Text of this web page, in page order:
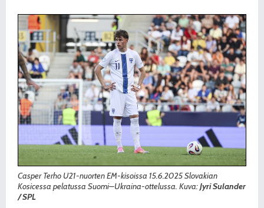
Casper Terho U21-nuorten EM-kisoissa 15.6.2025 Slovakian
Kosicessa pelatussa Suomi–Ukraina-ottelussa. Kuva:Jyri Sulander
/ SPL